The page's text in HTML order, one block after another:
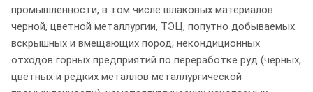
промышленности, в том числе шлаковых материалов
черной, цветной металлургии, ТЭЦ, попутно добываемых
вскрышных и вмещающих пород, некондиционных
отходов горных предприятий по переработке руд (черных,
цветных и редких металлов металлургической